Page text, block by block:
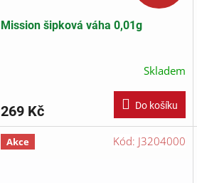
Mission šipková váha 0,01g
Skladem
269 Kč Do košíku
Akce Kód: J3204000